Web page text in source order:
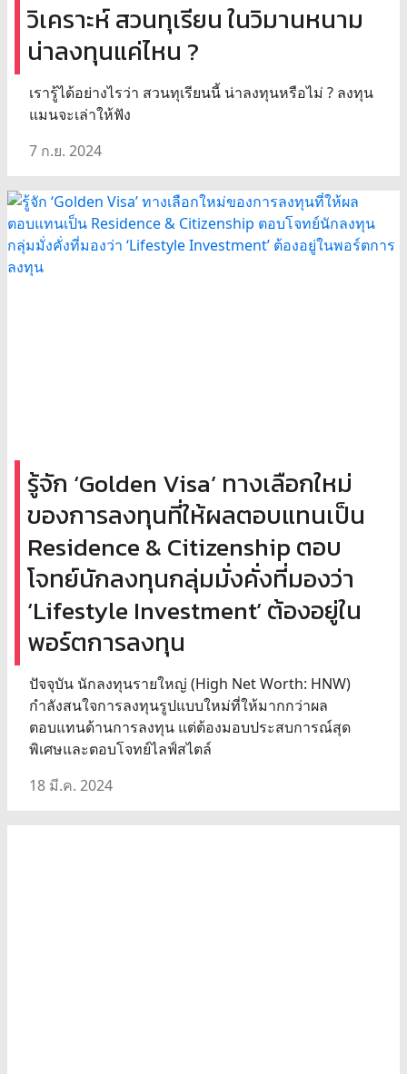
วิเคราะห์ สวนทุเรียน ในวิมานหนาม
น่าลงทุนแค่ไหน ?
เรารู้ได้อย่างไรว่า สวนทุเรียนนี้ น่าลงทุนหรือไม่ ? ลงทุน
แมนจะเล่าให้ฟัง
7 ก.ย. 2024
รู้จัก ‘Golden Visa’ ทางเลือกใหม่
ของการลงทุนที่ให้ผลตอบแทนเป็น
Residence & Citizenship ตอบ
โจทย์นักลงทุนกลุ่มมั่งคั่งที่มองว่า
‘Lifestyle Investment’ ต้องอยู่ใน
พอร์ตการลงทุน
ปัจจุบัน นักลงทุนรายใหญ่ (High Net Worth: HNW)
กำลังสนใจการลงทุนรูปแบบใหม่ที่ให้มากกว่าผล
ตอบแทนด้านการลงทุน แต่ต้องมอบประสบการณ์สุด
พิเศษและตอบโจทย์ไลฟ์สไตล์
18 มี.ค. 2024